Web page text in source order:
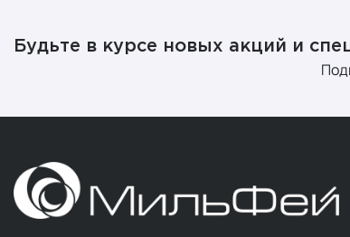
Будьте в курсе новых акций и